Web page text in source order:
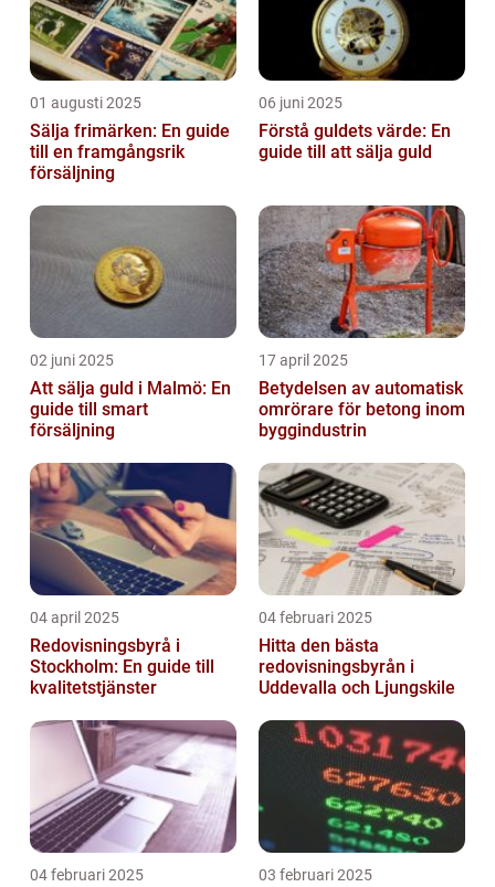
01 augusti 2025
Sälja frimärken: En guide
till en framgångsrik
försäljning
06 juni 2025
Förstå guldets värde: En
guide till att sälja guld
02 juni 2025
Att sälja guld i Malmö: En
guide till smart
försäljning
17 april 2025
Betydelsen av automatisk
omrörare för betong inom
byggindustrin
04 april 2025
Redovisningsbyrå i
Stockholm: En guide till
kvalitetstjänster
04 februari 2025
Hitta den bästa
redovisningsbyrån i
Uddevalla och Ljungskile
04 februari 2025 03 februari 2025